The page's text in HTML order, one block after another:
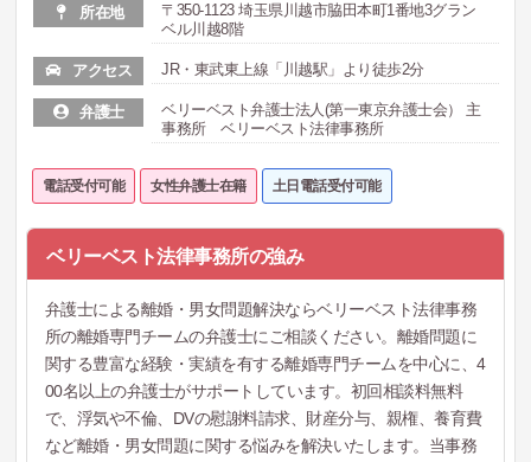
所在地
〒350-1123 埼玉県川越市脇田本町1番地3グラン
ベル川越8階
アクセス JR・東武東上線「川越駅」より徒歩2分
弁護士
ベリーベスト弁護士法人(第一東京弁護士会） 主
事務所 ベリーベスト法律事務所
電話受付可能 女性弁護士在籍 土日電話受付可能
ベリーベスト法律事務所の強み
弁護士による離婚・男女問題解決ならベリーベスト法律事務
所の離婚専門チームの弁護士にご相談ください。離婚問題に
関する豊富な経験・実績を有する離婚専門チームを中心に、4
00名以上の弁護士がサポートしています。初回相談料無料
で、浮気や不倫、DVの慰謝料請求、財産分与、親権、養育費
など離婚・男女問題に関する悩みを解決いたします。当事務